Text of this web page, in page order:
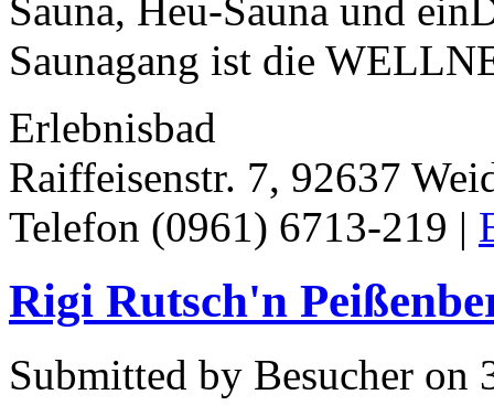
Sauna, Heu-Sauna und
Saunagang ist die
Erlebnisbad
Raiffeisenstr. 7, 92637
Telefon (0961) 6713-219 |
Rigi Rutsch'n
Submitted by Besucher on